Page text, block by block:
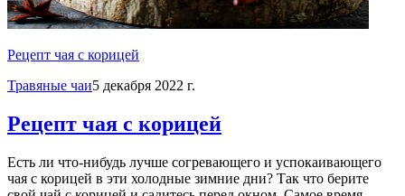
Рецепт чая с корицей
Травяные чаи5 декабря 2022 г.
Рецепт чая с корицей
Есть ли что-нибудь лучше согревающего и успокаивающего
чая с корицей в эти холодные зимние дни? Так что берите